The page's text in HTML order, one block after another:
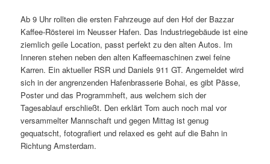
Ab 9 Uhr rollten die ersten Fahrzeuge auf den Hof der Bazzar
Kaffee-Rösterei im Neusser Hafen. Das Industriegebäude ist eine
ziemlich geile Location, passt perfekt zu den alten Autos. Im
Inneren stehen neben den alten Kaffeemaschinen zwei feine
Karren. Ein aktueller RSR und Daniels 911 GT. Angemeldet wird
sich in der angrenzenden Hafenbrasserie Bohai, es gibt Pässe,
Poster und das Programmheft, aus welchem sich der
Tagesablauf erschließt. Den erklärt Tom auch noch mal vor
versammelter Mannschaft und gegen Mittag ist genug
gequatscht, fotografiert und relaxed es geht auf die Bahn in
Richtung Amsterdam.